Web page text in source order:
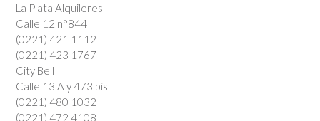
La Plata Alquileres
Calle 12 n°844
(0221) 421 1112
(0221) 423 1767
City Bell
Calle 13 A y 473 bis
(0221) 480 1032
(0221) 472 4108